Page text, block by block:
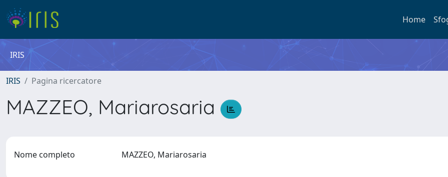
Home
IRIS
IRIS Pagina ricercatore
MAZZEO, Mariarosaria
Nome completo MAZZEO, Mariarosaria